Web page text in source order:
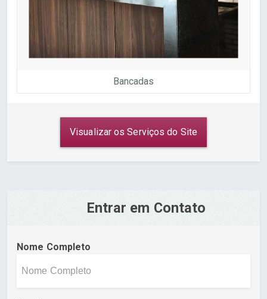
Bancadas
Visualizar os Serviços do Site
Entrar em Contato
Nome Completo